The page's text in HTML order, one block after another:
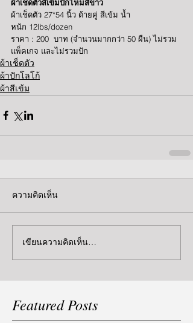
ผ้าเช็ดตัวสีเข้มปักไหมสีขาว
ผ้าเช็ดตัว 27*54 นิ้ว ด้ายคู่ สีเข้ม น้ำ
หนัก 12lbs/dozen
ราคา : 200  บาท (จำนวนมากกว่า 50 ผืน) ไม่รวม
แพ็คเกจ และไม่รวมปัก
ผ้าเช็ดตัว
ผ้าปักโลโก้
ผ้าสีเข้ม
ความคิดเห็น
เขียนความคิดเห็น…
Featured Posts